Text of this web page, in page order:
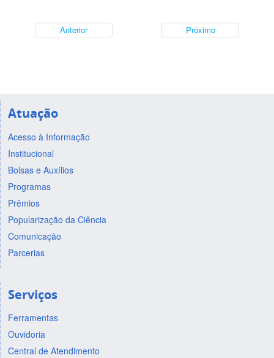
Anterior Próximo
Atuação
Acesso à Informação
Institucional
Bolsas e Auxílios
Programas
Prêmios
Popularização da Ciência
Comunicação
Parcerias
Serviços
Ferramentas
Ouvidoria
Central de Atendimento